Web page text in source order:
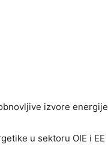
izvorе еnеrgijе
u sektoru OIE i EE